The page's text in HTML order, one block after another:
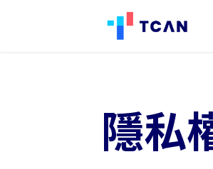
候
行
動
分
類
隱私